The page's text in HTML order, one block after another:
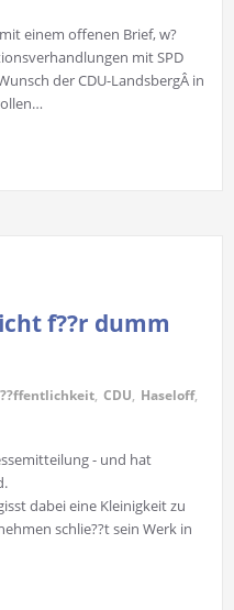
einem offenen Brief, w?
mit SPD
der CDU-LandsbergÂ in
f??r dumm
??ffentlichkeit, CDU, Haseloff,
- und hat
dabei eine Kleinigkeit zu
schlie??t sein Werk in